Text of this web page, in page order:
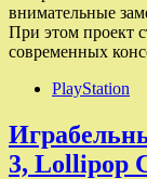
внимательные
При этом проект
современных
PlayStation
3, Lollipop